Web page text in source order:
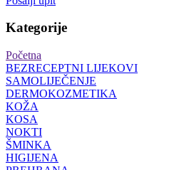
Kategorije
Početna
BEZRECEPTNI LIJEKOVI
SAMOLIJEČENJE
DERMOKOZMETIKA
KOŽA
KOSA
NOKTI
ŠMINKA
HIGIJENA